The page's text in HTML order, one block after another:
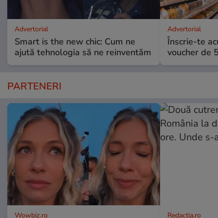
Advertorial
Smart is the new chic: Cum ne
ajută tehnologia să ne reinventăm
Advertorial
Înscrie-te
voucher de
PARTENERI
Wowbiz.ro Redactia.ro